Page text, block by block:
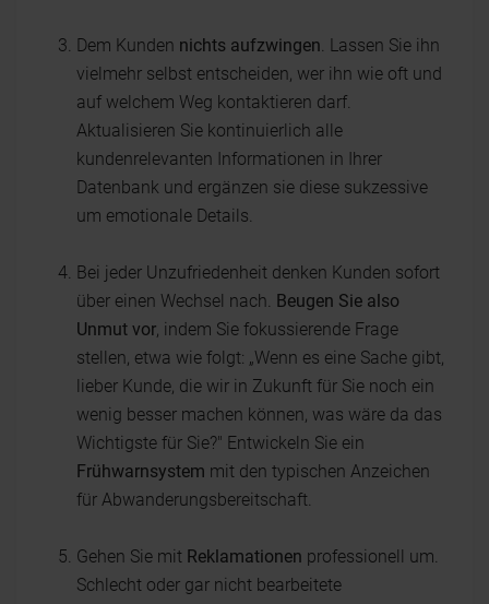
Dem Kunden nichts aufzwingen . Lassen Sie ihn
vielmehr selbst entscheiden, wer ihn wie oft und
auf welchem Weg kontaktieren darf.
Aktualisieren Sie kontinuierlich alle
kundenrelevanten Informationen in Ihrer
Datenbank und ergänzen sie diese sukzessive
um emotionale Details.
Bei jeder Unzufriedenheit denken Kunden sofort
über einen Wechsel nach. Beugen Sie also
Unmut vor , indem Sie fokussierende Frage
stellen, etwa wie folgt: „Wenn es eine Sache gibt,
lieber Kunde, die wir in Zukunft für Sie noch ein
wenig besser machen können, was wäre da das
Wichtigste für Sie?" Entwickeln Sie ein
Frühwarnsystem mit den typischen Anzeichen
für Abwanderungsbereitschaft.
Gehen Sie mit Reklamationen professionell um.
Schlecht oder gar nicht bearbeitete